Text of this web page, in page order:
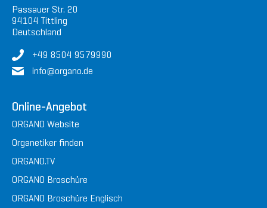
Passauer Str. 20
94104 Tittling
Deutschland
+49 8504 9579990
info@organo.de
Online-Angebot
ORGANO Website
Organetiker finden
ORGANO.TV
ORGANO Broschüre
ORGANO Broschüre Englisch